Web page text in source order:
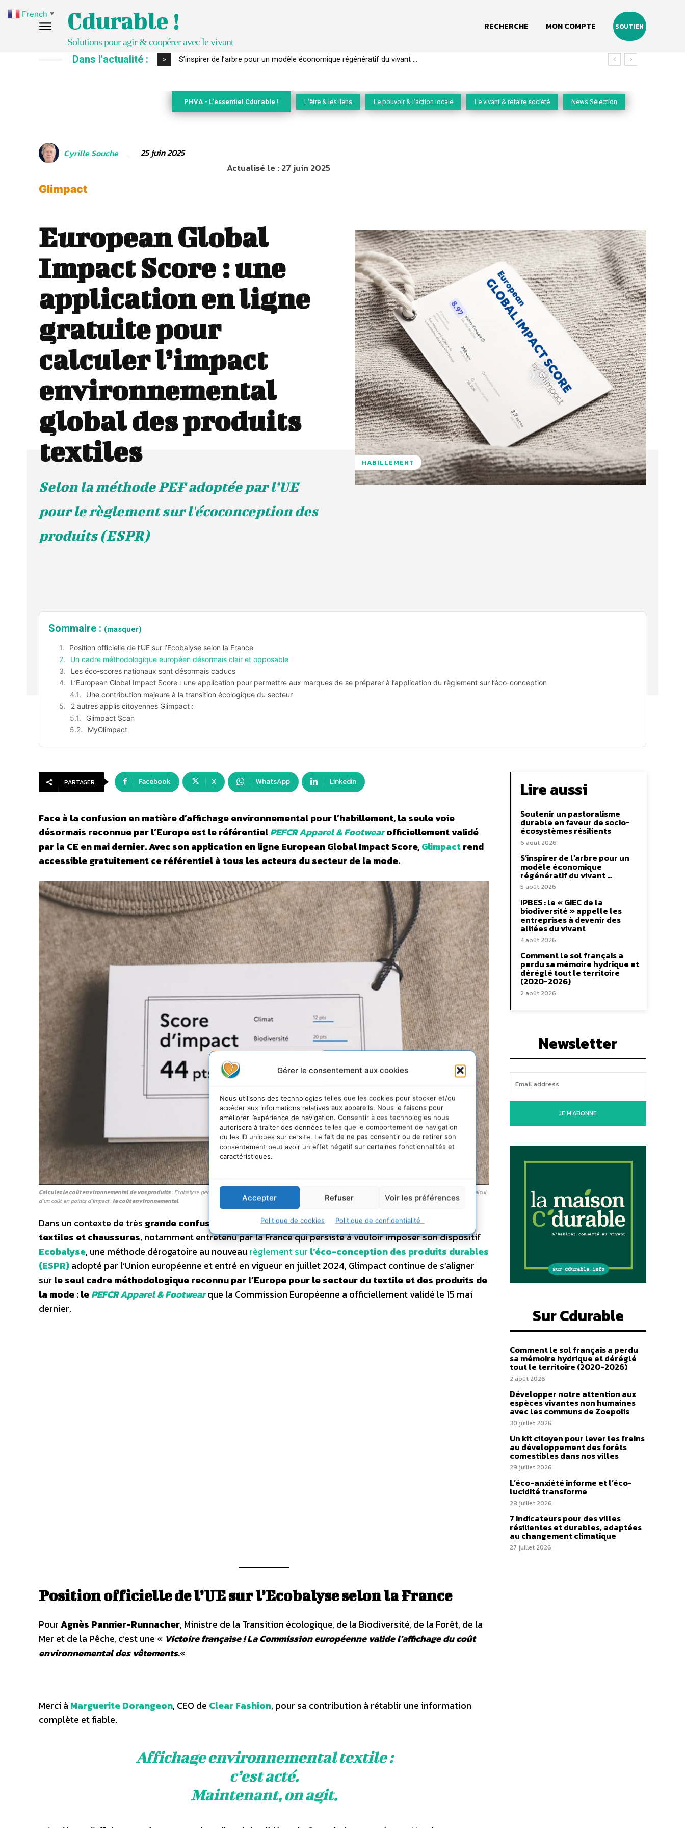
Gérer le consentement aux cookies
Nous utilisons des technologies telles que les cookies pour stocker et/ou
accéder aux informations relatives aux appareils. Nous le faisons pour
améliorer l’expérience de navigation. Consentir à ces technologies nous
autorisera à traiter des données telles que le comportement de navigation
ou les ID uniques sur ce site. Le fait de ne pas consentir ou de retirer son
consentement peut avoir un effet négatif sur certaines fonctionnalités et
caractéristiques.
Accepter Refuser Voir les préférences
Politique de cookies Politique de confidentialité
Cdurable !
Solutions pour agir & coopérer avec le vivant
RECHERCHE MON COMPTE SOUTIEN
Dans l'actualité : > IPBES : le « GIEC de la biodiversité » appelle les entreprises à devenir des alliées du vivant
PHVA - L'essentiel Cdurable ! L'être & les liens Le pouvoir & l'action locale Le vivant & refaire société News Sélection
Cyrille Souche 25 juin 2025
Actualisé le :27 juin 2025
Glimpact
European Global
Impact Score : une
application en ligne
gratuite pour
calculer l’impact
environnemental
global des produits
textiles
Selon la méthode PEF adoptée par l’UE
pour le règlement sur l'écoconception des
produits (ESPR)
HABILLEMENT
Sommaire : (masquer)
Position officielle de l’UE sur l’Ecobalyse selon la France
Un cadre méthodologique européen désormais clair et opposable
Les éco-scores nationaux sont désormais caducs
L’European Global Impact Score : une application pour permettre aux marques de se préparer à l’application du règlement sur l’éco-conception
Une contribution majeure à la transition écologique du secteur
2 autres applis citoyennes Glimpact :
Glimpact Scan
MyGlimpact
PARTAGER Facebook X WhatsApp Linkedin
Face à la confusion en matière d’affichage environnemental pour l’habillement, la seule voie
désormais reconnue par l’Europe est le référentielPEFCR Apparel & Footwearofficiellement validé
par la CE en mai dernier. Avec son application en ligne European Global Impact Score,Glimpactrend
accessible gratuitement ce référentiel à tous les acteurs du secteur de la mode.
Calculez le coût environnemental de vos produits: Ecobalyse permet de comprendre et d’exprimer les impacts environnementaux des produits distribués en France par le calcul
d’un coût en points d’impact :le coût environnemental.
Dans un contexte de très grande confusion autour de l’affichage environnemental des produits
textiles et chaussures, notamment entretenu par la France qui persiste à vouloir imposer son dispositif
Ecobalyse, une méthode dérogatoire au nouveau règlement sur l’éco-conception des produits durables
(ESPR)adopté par l’Union européenne et entré en vigueur en juillet 2024, Glimpact continue de s’aligner
sur le seul cadre méthodologique reconnu par l’Europe pour le secteur du textile et des produits de
la mode : lePEFCR Apparel & Footwearque la Commission Européenne a officiellement validé le 15 mai
dernier.
Position officielle de l’UE sur l’Ecobalyse selon la France
PourAgnès Pannier-Runnacher, Ministre de la Transition écologique, de la Biodiversité, de la Forêt, de la
Mer et de la Pêche, c’est une « Victoire française !La Commission européenne valide l’affichage du coût
environnemental des vêtements.«
Merci à Marguerite Dorangeon, CEO de Clear Fashion, pour sa contribution à rétablir une information
complète et fiable.
Affichage environnemental textile :
c’est acté.
Maintenant, on agit.
Lire aussi
Soutenir un pastoralisme
durable en faveur de socio-
écosystèmes résilients
6 août 2026
S’inspirer de l’arbre pour un
modèle économique
régénératif du vivant …
5 août 2026
IPBES : le « GIEC de la
biodiversité » appelle les
entreprises à devenir des
alliées du vivant
4 août 2026
Comment le sol français a
perdu sa mémoire hydrique et
déréglé tout le territoire
(2020-2026)
2 août 2026
Newsletter
JE M'ABONNE
Sur Cdurable
Comment le sol français a perdu
sa mémoire hydrique et déréglé
tout le territoire (2020-2026)
2 août 2026
Développer notre attention aux
espèces vivantes non humaines
avec les communs de Zoepolis
30 juillet 2026
Un kit citoyen pour lever les freins
au développement des forêts
comestibles dans nos villes
29 juillet 2026
L’éco-anxiété informe et l’éco-
lucidité transforme
28 juillet 2026
7 indicateurs pour des villes
résilientes et durables, adaptées
au changement climatique
27 juillet 2026
French ▼